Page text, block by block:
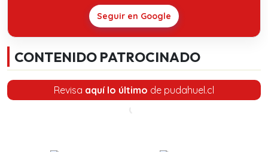
Seguir en Google
CONTENIDO PATROCINADO
Revisa aquí lo último de pudahuel.cl